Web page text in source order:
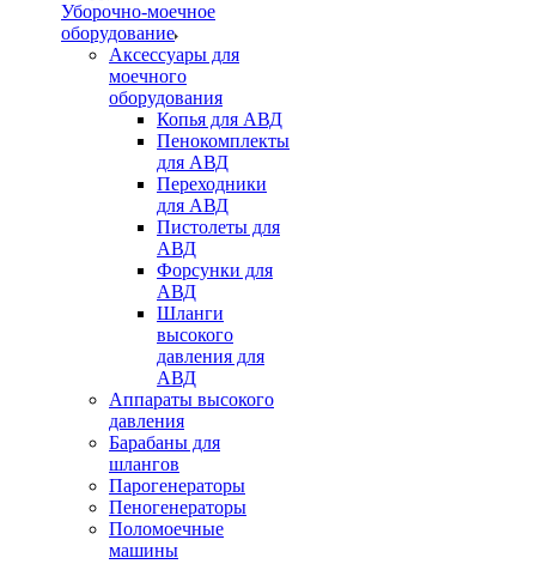
Уборочно-моечное
оборудование
Аксессуары для
моечного
оборудования
Копья для АВД
Пенокомплекты
для АВД
Переходники
для АВД
Пистолеты для
АВД
Форсунки для
АВД
Шланги
высокого
давления для
АВД
Аппараты высокого
давления
Барабаны для
шлангов
Парогенераторы
Пеногенераторы
Поломоечные
машины